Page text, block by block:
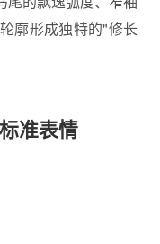
廓形成独特的"修长
准表情